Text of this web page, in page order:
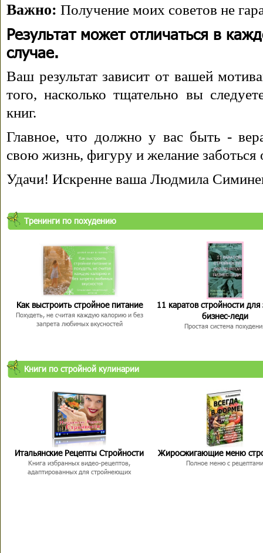
Важно: Получение моих советов не
Результат может отличаться в
случае.
Ваш результат зависит от вашей
того, насколько тщательно вы
книг.
Главное, что должно у вас быть -
свою жизнь, фигуру и желание заботься
Удачи! Искренне ваша Людмила
Тренинги по похудению
Как выстроить стройное питание
Похудеть, не считая каждую калорию и без
запрета любимых вкусностей
11 каратов стройности для
бизнес-леди
Простая система
Книги по стройной кулинарии
Итальянские Рецепты Стройности
Книга избранных видео-рецептов,
адаптированных для стройнеющих
Жиросжигающие меню
Полное меню с рецептами